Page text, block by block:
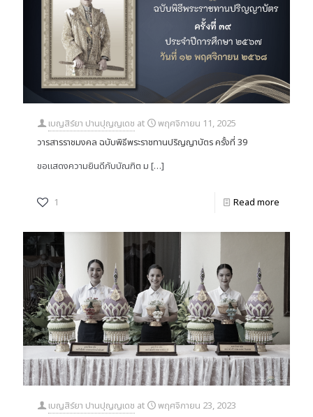
เบญสิร์ยา ปานปุญญเดช at
พฤศจิกายน 11, 2025
วารสารราชมงคล ฉบับพิธีพระราชทานปริญญาบัตร ครั้งที่ 39
ขอแสดงความยินดีกับบัณฑิต ม […]
1 Read more
เบญสิร์ยา ปานปุญญเดช at
พฤศจิกายน 23, 2023